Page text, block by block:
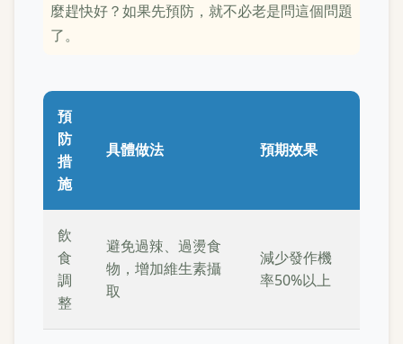
麼趕快好？如果先預防，就不必老是問這個問題
了。
預
防
措
施
具體做法 預期效果
飲
食
調
整
避免過辣、過燙食
物，增加維生素攝
取
減少發作機
率50%以上